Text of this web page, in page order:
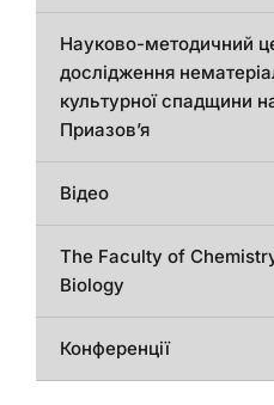
Науково-методичний
дослідження
культурної спадщини
Приазов’я
Відео
The Faculty of
Biology
Конференції